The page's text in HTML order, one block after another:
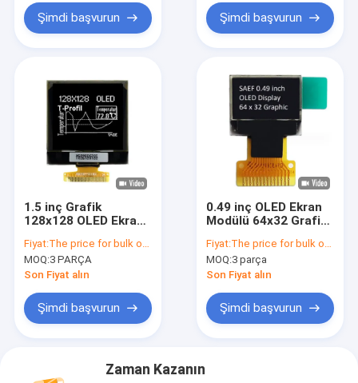
Şimdi başvurun Şimdi başvurun
1.5 inç Grafik
128x128 OLED Ekranı,
Tek renkli Beyaz Bule
Rengi
Fiyat:The price for bulk order varies depending on the lot order quantity or the annual quantity demand.
MOQ:3 PARÇA
Son Fiyat alın
Şimdi başvurun
0.49 inç OLED Ekran
Modülü 64x32 Grafik
Sınıf
Fiyat:The price for bulk order varies depending on the lot order quantity or the annual quantity demand.
MOQ:3 parça
Son Fiyat alın
Şimdi başvurun
Zaman Kazanın